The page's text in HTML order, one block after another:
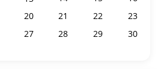
20 21 22
23
27 28 29
30